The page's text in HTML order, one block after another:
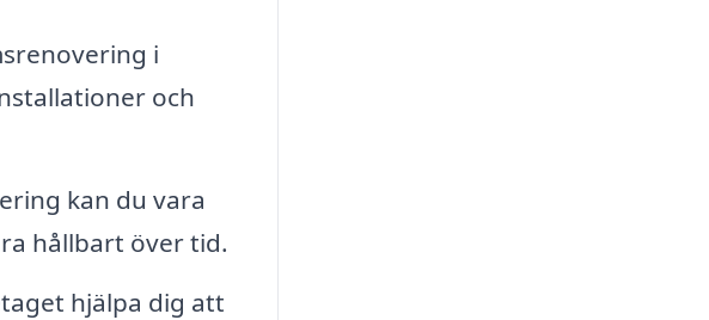
i
och
kan du vara
hållbart över tid.
hjälpa dig att